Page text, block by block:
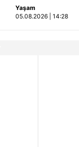
kaza kamerada |
Video
Yaşam
05.08.2026 | 14:28